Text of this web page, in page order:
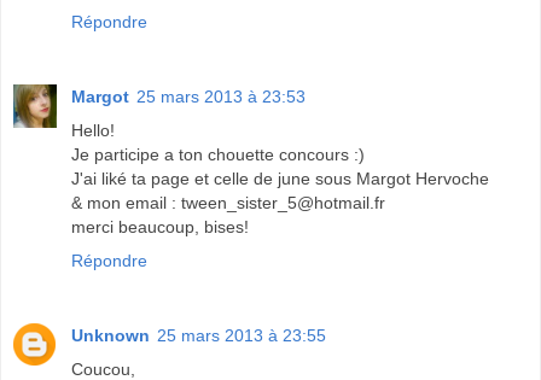
Répondre
Margot 25 mars 2013 à 23:53
Hello!
Je participe a ton chouette concours :)
J'ai liké ta page et celle de june sous Margot Hervoche
& mon email : tween_sister_5@hotmail.fr
merci beaucoup, bises!
Répondre
Unknown 25 mars 2013 à 23:55
Coucou,